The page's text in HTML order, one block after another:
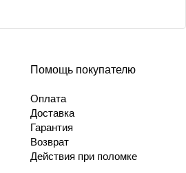
Помощь покупателю
Оплата
Доставка
Гарантия
Возврат
Действия при поломке